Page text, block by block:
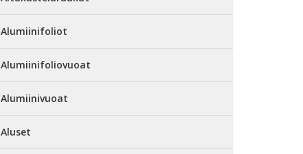
Alumiinifoliot
Alumiinifoliovuoat
Alumiinivuoat
Aluset